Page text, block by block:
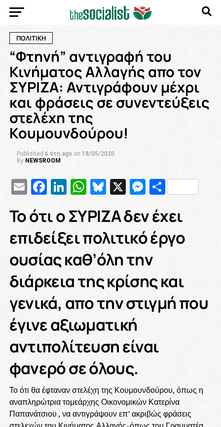
ΠΟΛΙΤΙΚΗ
“Φτηνή” αντιγραφή του
Κινήματος Αλλαγής απο τον
ΣΥΡΙΖΑ: Αντιγράφουν μέχρι
και φράσεις σε συνεντεύξεις
στελέχη της
Κουμουνδούρου!
Published 6 έτη ago on 18/05/2020
By NEWSROOM
EmailFacebook
LinkedIn
WhatsApp
Bluesky
X
Το ότι ο ΣΥΡΙΖΑ δεν έχει
επιδείξει πολιτικό έργο
ουσίας καθ’όλη την
διάρκεια της κρίσης και
γενικά, απο την στιγμή που
έγινε αξιωματική
αντιπολίτευση είναι
φανερό σε όλους.
Το ότι θα έφταναν στελέχη της Κουμουνδούρου, όπως η
αναπληρώτρια τομεάρχης Οικονομικών Κατερίνα
Παπανάτσιου , να αντιγράψουν επ’ ακριβώς φράσεις